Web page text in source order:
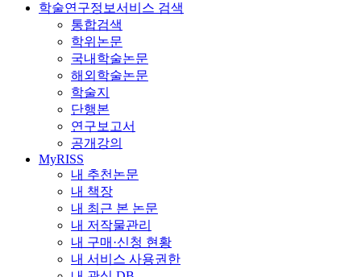
학술연구정보서비스 검색
통합검색
학위논문
국내학술논문
해외학술논문
학술지
단행본
연구보고서
공개강의
MyRISS
내 추천논문
내 책장
내 최근 본 논문
내 저작물관리
내 구매·신청 현황
내 서비스 사용권한